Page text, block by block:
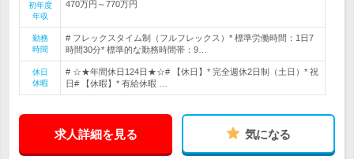
初年度
年収
470万円～770万円
勤務
時間
# フレックスタイム制（フルフレックス）* 標準労働時間：1日7
時間30分* 標準的な勤務時間帯：9…
休日
休暇
# ☆★年間休日124日★☆# 【休日】* 完全週休2日制（土日）* 祝
日# 【休暇】* 有給休暇 …
求人詳細を見る 気になる